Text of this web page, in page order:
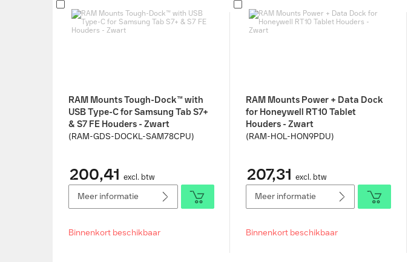
RAM Mounts Tough-Dock™ with
USB Type-C for Samsung Tab S7+
& S7 FE Houders - Zwart
(RAM-GDS-DOCKL-SAM78CPU)
200,41 excl. btw
Meer informatie
Binnenkort beschikbaar
RAM Mounts Power + Data Dock
for Honeywell RT10 Tablet
Houders - Zwart
(RAM-HOL-HON9PDU)
207,31 excl. btw
Meer informatie
Binnenkort beschikbaar